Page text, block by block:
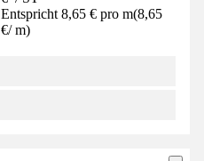
Entspricht 8,65 € pro m(8,65
€/ m)